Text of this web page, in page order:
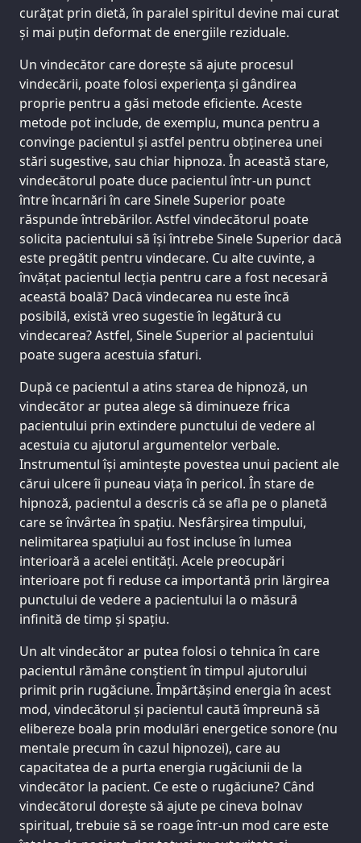
curățat prin dietă, în paralel spiritul devine mai curat
și mai puțin deformat de energiile reziduale.
Un vindecător care dorește să ajute procesul
vindecării, poate folosi experiența și gândirea
proprie pentru a găsi metode eficiente. Aceste
metode pot include, de exemplu, munca pentru a
convinge pacientul și astfel pentru obținerea unei
stări sugestive, sau chiar hipnoza. În această stare,
vindecătorul poate duce pacientul într-un punct
între încarnări în care Sinele Superior poate
răspunde întrebărilor. Astfel vindecătorul poate
solicita pacientului să își întrebe Sinele Superior dacă
este pregătit pentru vindecare. Cu alte cuvinte, a
învățat pacientul lecția pentru care a fost necesară
această boală? Dacă vindecarea nu este încă
posibilă, există vreo sugestie în legătură cu
vindecarea? Astfel, Sinele Superior al pacientului
poate sugera acestuia sfaturi.
După ce pacientul a atins starea de hipnoză, un
vindecător ar putea alege să diminueze frica
pacientului prin extindere punctului de vedere al
acestuia cu ajutorul argumentelor verbale.
Instrumentul își amintește povestea unui pacient ale
cărui ulcere îi puneau viața în pericol. În stare de
hipnoză, pacientul a descris că se afla pe o planetă
care se învârtea în spațiu. Nesfârșirea timpului,
nelimitarea spațiului au fost incluse în lumea
interioară a acelei entități. Acele preocupări
interioare pot fi reduse ca importantă prin lărgirea
punctului de vedere a pacientului la o măsură
infinită de timp și spațiu.
Un alt vindecător ar putea folosi o tehnica în care
pacientul rămâne conștient în timpul ajutorului
primit prin rugăciune. Împărtășind energia în acest
mod, vindecătorul și pacientul caută împreună să
elibereze boala prin modulări energetice sonore (nu
mentale precum în cazul hipnozei), care au
capacitatea de a purta energia rugăciunii de la
vindecător la pacient. Ce este o rugăciune? Când
vindecătorul dorește să ajute pe cineva bolnav
spiritual, trebuie să se roage într-un mod care este